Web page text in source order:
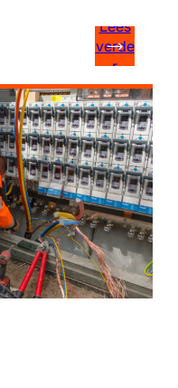
Lees
verde
r